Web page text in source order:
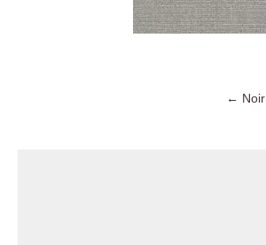
← Noir